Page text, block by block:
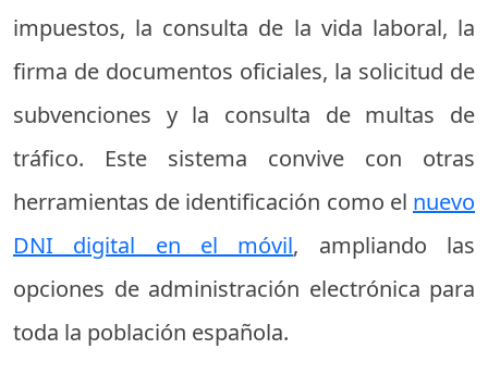
impuestos, la consulta de la vida laboral, la
firma de documentos oficiales, la solicitud de
subvenciones y la consulta de multas de
tráfico. Este sistema convive con otras
herramientas de identificación como el nuevo
DNI digital en el móvil, ampliando las
opciones de administración electrónica para
toda la población española.